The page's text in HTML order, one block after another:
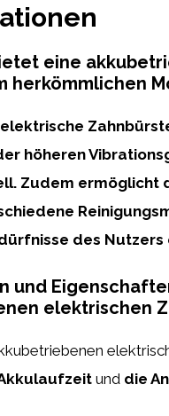
eine
herkömmlichen
höheren
Zudem ermöglicht
des Nutzers
und
elektrischen
und die